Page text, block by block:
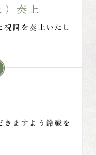
）奏上
詞を奏上いたし
きますよう鈴祓を